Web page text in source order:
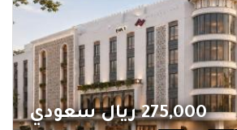
275,000 ريال سعودي